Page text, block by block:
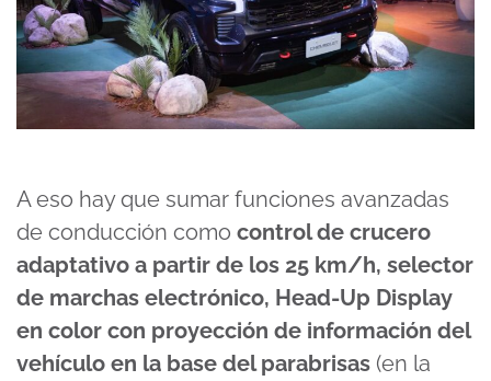
A eso hay que sumar funciones avanzadas
de conducción como control de crucero
adaptativo a partir de los 25 km/h, selector
de marchas electrónico, Head-Up Display
en color con proyección de información del
vehículo en la base del parabrisas (en la